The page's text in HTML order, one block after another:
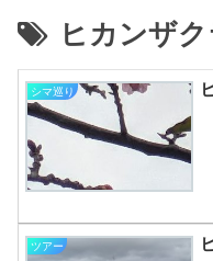
ヒカンザク
シマ巡り
ツアー